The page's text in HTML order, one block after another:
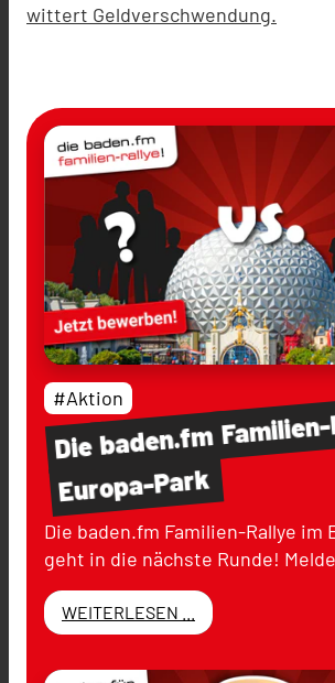
wittert Geldverschwendung.
Diebaden.fm
Europa-Park
#Aktion
Die baden.fm Familien-Rallye im
geht in die nächste Runde!
WEITERLESEN ...